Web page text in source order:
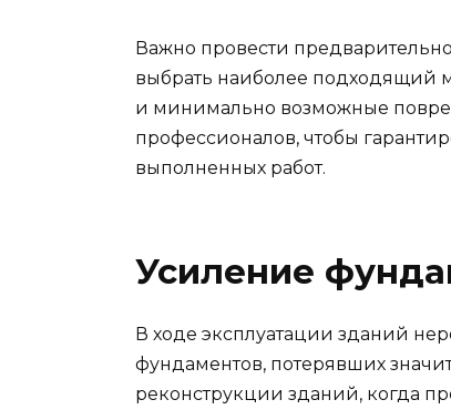
Важно провести
выбрать наиболее подходящий
и минимально возможные
профессионалов, чтобы
выполненных работ.
Усиление
В ходе эксплуатации зданий
фундаментов, потерявших
реконструкции зданий, когда